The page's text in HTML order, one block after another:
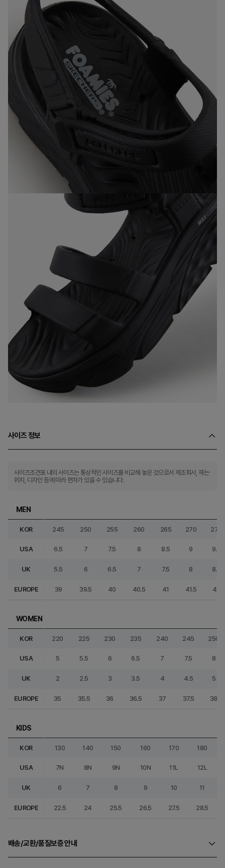
사이즈 정보
사이즈조견표 내의 사이즈는 통상적인 사이즈를 비교해 놓은 것으로서 제조회사, 재는
위치, 디자인 등에 따라 편차가 있을 수 있습니다.
MEN
KOR 245 250 255 260 265 270 275
USA 6.5 7 7.5 8 8.5 9 9.5
UK 5.5 6 6.5 7 7.5 8 8.5
EUROPE 39 39.5 40 40.5 41 41.5 42
WOMEN
KOR 220 225 230 235 240 245 250
USA 5 5.5 6 6.5 7 7.5 8
UK 2 2.5 3 3.5 4 4.5 5
EUROPE 35 35.5 36 36.5 37 37.5 38
KIDS
KOR 130 140 150 160 170 180
USA 7N 8N 9N 10N 11L 12L
UK 6 7 8 9 10 11
EUROPE 22.5 24 25.5 26.5 27.5 28.5
배송/교환/품질보증 안내